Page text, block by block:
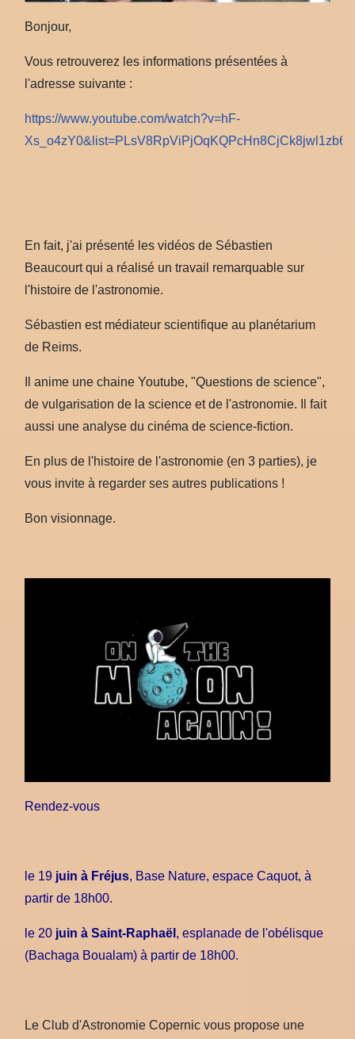
Bonjour,
Vous retrouverez les informations présentées à
l'adresse suivante :
https://www.youtube.com/watch?v=hF-
En fait, j'ai présenté les vidéos de Sébastien
Beaucourt qui a réalisé un travail remarquable sur
l'histoire de l'astronomie.
Sébastien est médiateur scientifique au planétarium
de Reims.
Il anime une chaine Youtube, "Questions de science",
de vulgarisation de la science et de l'astronomie. Il fait
aussi une analyse du cinéma de science-fiction.
En plus de l'histoire de l'astronomie (en 3 parties), je
vous invite à regarder ses autres publications !
Bon visionnage.
Rendez-vous
le 19 juin à Fréjus, Base Nature, espace Caquot, à
partir de 18h00.
le 20 juin à Saint-Raphaël , esplanade de l'obélisque
(Bachaga Boualam) à partir de 18h00.
Le Club d'Astronomie Copernic vous propose une